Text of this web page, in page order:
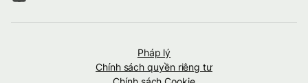
Pháp lý
Chính sách quyền riêng tư